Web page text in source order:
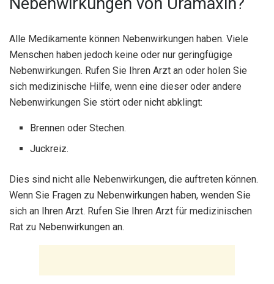
Alle Medikamente können Nebenwirkungen haben. Viele
Menschen haben jedoch keine oder nur geringfügige
Nebenwirkungen. Rufen Sie Ihren Arzt an oder holen Sie
sich medizinische Hilfe, wenn eine dieser oder andere
Nebenwirkungen Sie stört oder nicht abklingt:
Brennen oder Stechen.
Juckreiz.
Dies sind nicht alle Nebenwirkungen, die auftreten können.
Wenn Sie Fragen zu Nebenwirkungen haben, wenden Sie
sich an Ihren Arzt. Rufen Sie Ihren Arzt für medizinischen
Rat zu Nebenwirkungen an.